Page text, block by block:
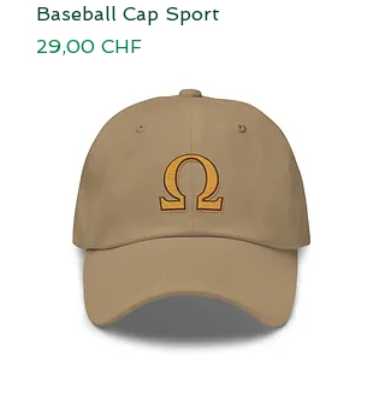
Baseball Cap Sport
Preis
29,00 CHF